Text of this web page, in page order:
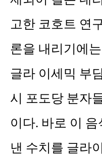
고한 코호트 연
론을 내리기에
글라 이세믹 부
시 포도당 분자
이다. 바로 이
낸 수치를 글라